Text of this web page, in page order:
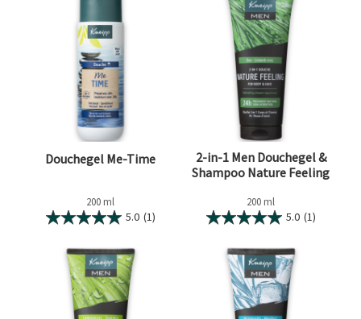
Douchegel Me-Time
200 ml
5.0 (1)
2-in-1 Men Douchegel &
Shampoo Nature Feeling
200 ml
5.0 (1)